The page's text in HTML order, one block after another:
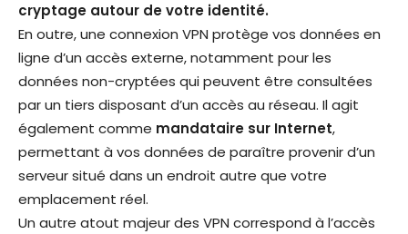
cryptage autour de votre identité.
En outre, une connexion VPN protège vos données en
ligne d’un accès externe, notamment pour les
données non-cryptées qui peuvent être consultées
par un tiers disposant d’un accès au réseau. Il agit
également comme mandataire sur Internet,
permettant à vos données de paraître provenir d’un
serveur situé dans un endroit autre que votre
emplacement réel.
Un autre atout majeur des VPN correspond à l’accès